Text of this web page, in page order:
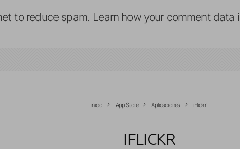
to reduce spam. Learn how your comment data
Inicio App Store Aplicaciones iFlickr
IFLICKR